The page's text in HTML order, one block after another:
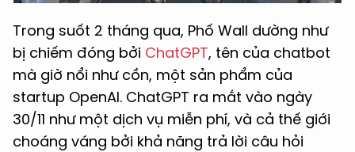
Trong suốt 2 tháng qua, Phố Wall dường như
bị chiếm đóng bởi ChatGPT, tên của chatbot
mà giờ nổi như cồn, một sản phẩm của
startup OpenAI. ChatGPT ra mắt vào ngày
30/11 như một dịch vụ miễn phí, và cả thế giới
choáng váng bởi khả năng trả lời câu hỏi